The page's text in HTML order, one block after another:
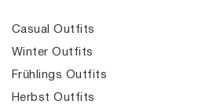
Casual Outfits
Winter Outfits
Frühlings Outfits
Herbst Outfits